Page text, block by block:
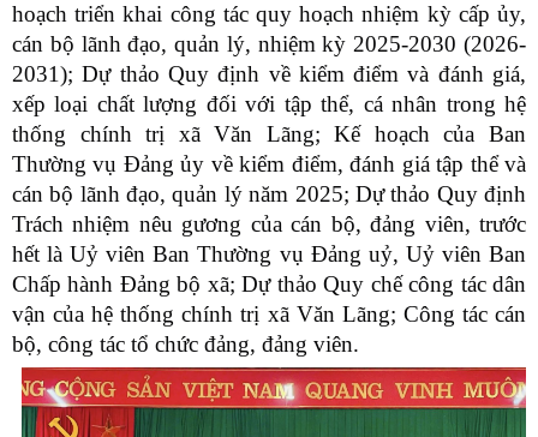
hoạch triển khai công tác quy hoạch nhiệm kỳ cấp ủy,
cán bộ lãnh đạo, quản lý, nhiệm kỳ 2025-2030 (2026-
2031); Dự thảo Quy định về kiểm điểm và đánh giá,
xếp loại chất lượng đối với tập thể, cá nhân trong hệ
thống chính trị xã Văn Lãng; Kế hoạch của Ban
Thường vụ Đảng ủy về kiểm điểm, đánh giá tập thể và
cán bộ lãnh đạo, quản lý năm 2025; Dự thảo Quy định
Trách nhiệm nêu gương của cán bộ, đảng viên, trước
hết là Uỷ viên Ban Thường vụ Đảng uỷ, Uỷ viên Ban
Chấp hành Đảng bộ xã; Dự thảo Quy chế công tác dân
vận của hệ thống chính trị xã Văn Lãng; Công tác cán
bộ, công tác tổ chức đảng, đảng viên.